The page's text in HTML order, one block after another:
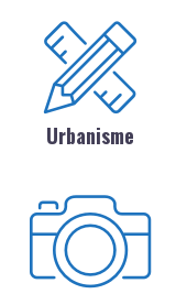
Urbanisme